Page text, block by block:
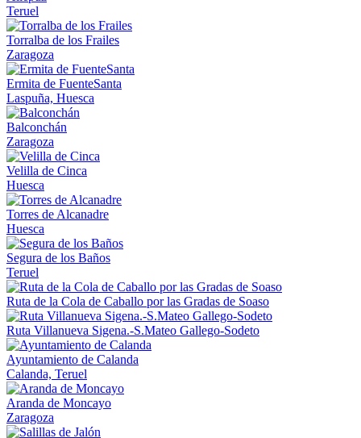
Teruel
Torralba de los Frailes
Zaragoza
Ermita de FuenteSanta
Laspuña, Huesca
Balconchán
Zaragoza
Velilla de Cinca
Huesca
Torres de Alcanadre
Huesca
Segura de los Baños
Teruel
Ruta de la Cola de Caballo por las Gradas de Soaso
Ruta Villanueva Sigena.-S.Mateo Gallego-Sodeto
Ayuntamiento de Calanda
Calanda, Teruel
Aranda de Moncayo
Zaragoza